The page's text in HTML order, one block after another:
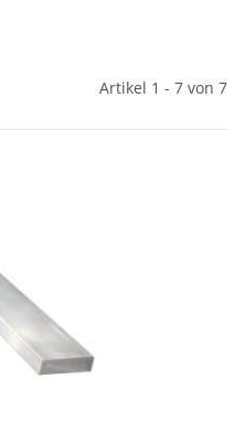
Artikel 1 - 7 von 7